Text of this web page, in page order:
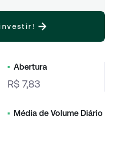
Abertura
R$ 7,83
Média de Volume Diário